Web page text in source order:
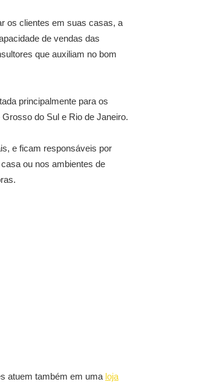
os clientes em suas casas, a
de vendas das
que auxiliam no bom
principalmente para os
do Sul e Rio de Janeiro.
e ficam responsáveis por
ou nos ambientes de
atuem também em uma loja